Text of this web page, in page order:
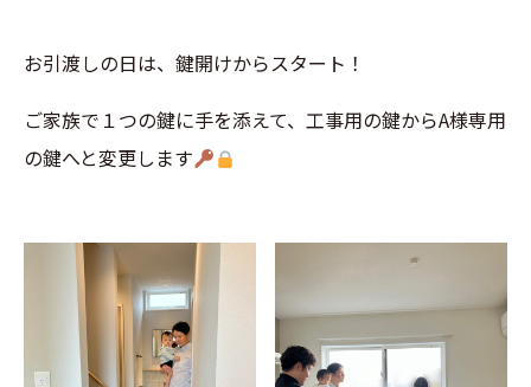
お引渡しの日は、鍵開けからスタート！
ご家族で１つの鍵に手を添えて、工事用の鍵からA様専用
の鍵へと変更します